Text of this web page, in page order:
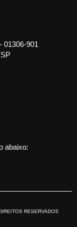
01306-901
abaixo:
RESERVADOS